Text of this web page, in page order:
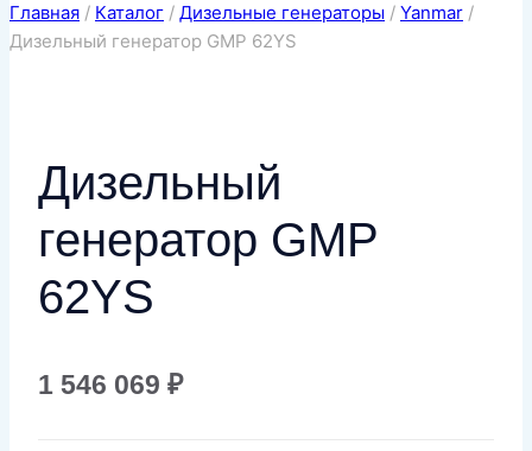
Главная / Каталог / Дизельные генераторы / Yanmar /
Дизельный генератор GMP 62YS
Дизельный
генератор GMP
62YS
1 546 069 ₽